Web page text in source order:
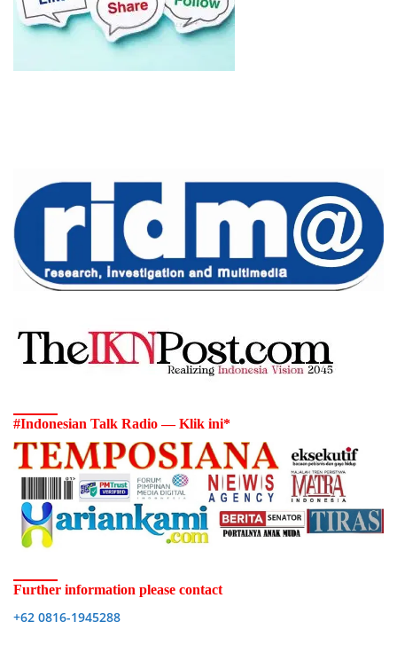
#Indonesian Talk Radio — Klik ini*
Further information please contact
+62 0816-1945288